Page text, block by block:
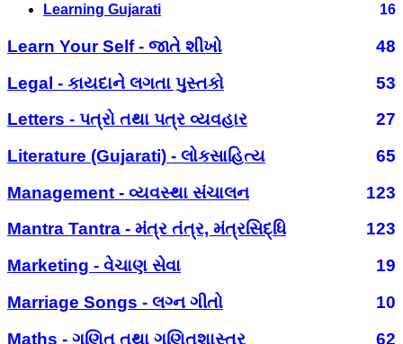
Learning Gujarati 16
Learn Your Self - જાતે શીખો
48
Legal - કાયદાને લગતા પુસ્તકો
53
Letters - પત્રો તથા પત્ર વ્યવહાર
27
Literature (Gujarati) - લોકસાહિત્ય
65
Management - વ્યવસ્થા સંચાલન
123
Mantra Tantra - મંત્ર તંત્ર, મંત્રસિદ્ધિ
123
Marketing - વેચાણ સેવા
19
Marriage Songs - લગ્ન ગીતો
10
Maths - ગણિત તથા ગણિતશાસ્ત્ર
62